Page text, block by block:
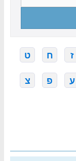
ז ח ט
ע פ צ